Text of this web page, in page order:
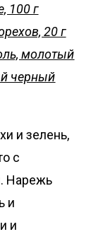
100 г
20 г
молотый
черный
и зелень,
с
Нарежь
и
и